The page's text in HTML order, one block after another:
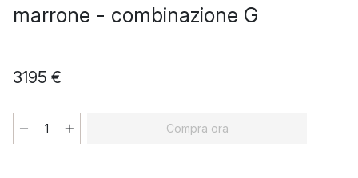
marrone - combinazione G
3195 €
Compra ora